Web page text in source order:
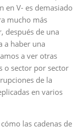
en V- es demasiado
mucho más
después de una
a haber una
a ver otras
o sector por sector
de la
en varios
las cadenas de